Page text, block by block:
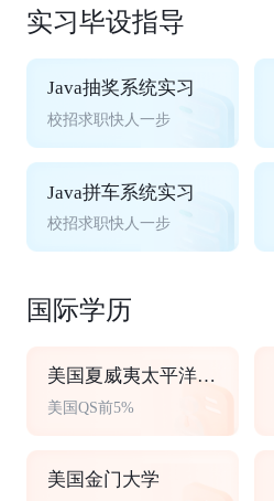
实习毕设指导
Java抽奖系统实习
校招求职快人一步
Java拼车系统实习
校招求职快人一步
国际学历
美国夏威夷太平洋大学
美国QS前5%
美国金门大学